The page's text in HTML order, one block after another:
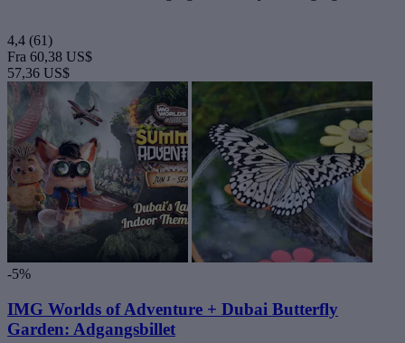
4,4 (61)
Fra 60,38 US$
57,36 US$
-5%
IMG Worlds of Adventure + Dubai Butterfly
Garden: Adgangsbillet